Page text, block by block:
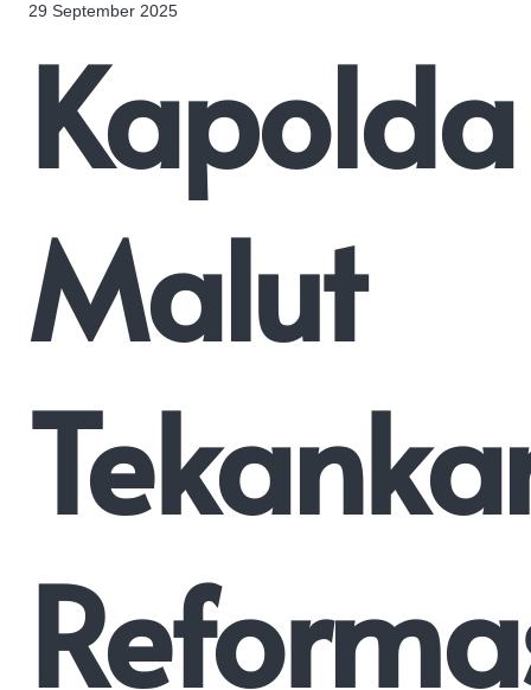
29 September 2025
Kapolda
Malut